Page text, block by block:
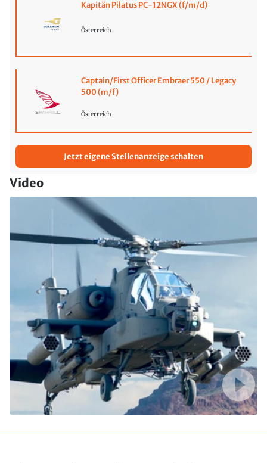
Kapitän Pilatus PC-12NGX (f/m/d)
Österreich
Captain/First Officer Embraer 550 / Legacy
500 (m/f)
Österreich
Jetzt eigene Stellenanzeige schalten
Video